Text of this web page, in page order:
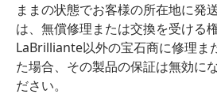
ままの状態でお客様の所在地に発
は、無償修理または交換を受ける
LaBrilliante以外の宝石商に修理ま
た場合、その製品の保証は無効に
ださい。